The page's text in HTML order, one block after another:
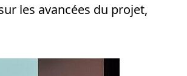
les avancées du projet,